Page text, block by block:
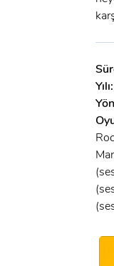
Şifre:
Şifre:
Yılı: